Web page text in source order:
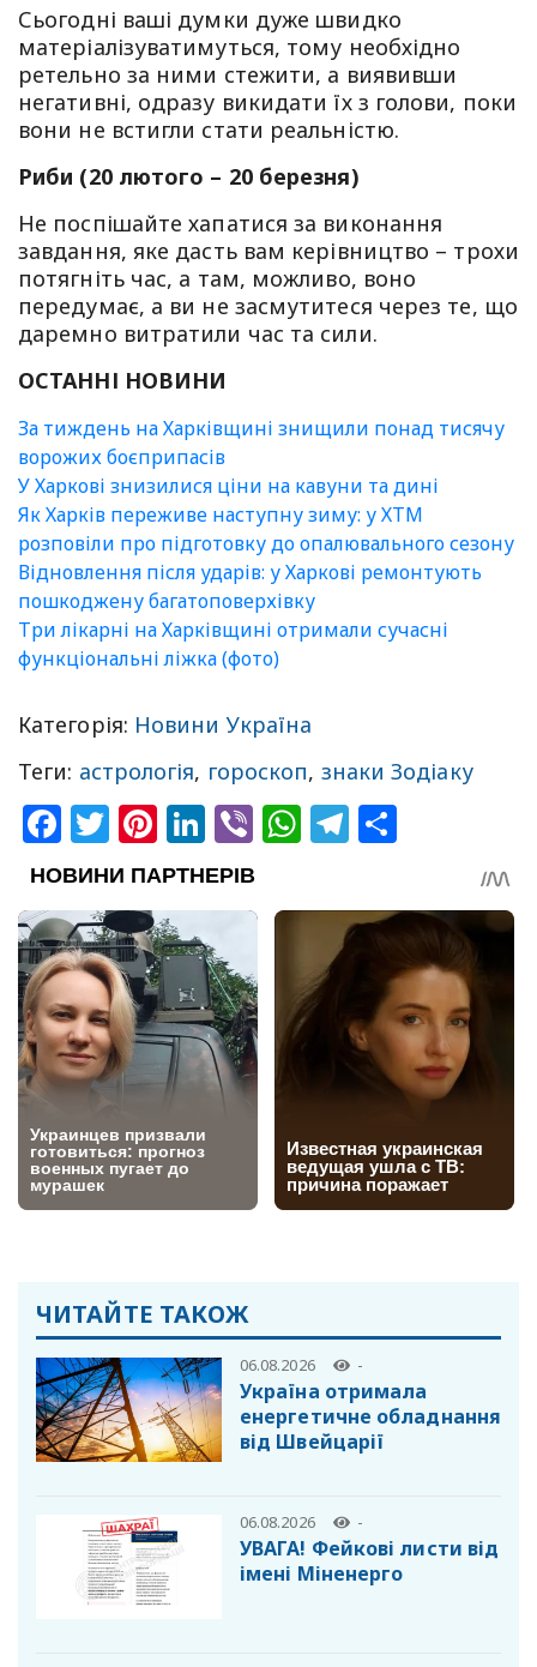
Сьогодні ваші думки дуже швидко
матеріалізуватимуться, тому необхідно
ретельно за ними стежити, а виявивши
негативні, одразу викидати їх з голови, поки
вони не встигли стати реальністю.
Риби (20 лютого – 20 березня)
Не поспішайте хапатися за виконання
завдання, яке дасть вам керівництво – трохи
потягніть час, а там, можливо, воно
передумає, а ви не засмутитеся через те, що
даремно витратили час та сили.
ОСТАННІ НОВИНИ
За тиждень на Харківщині знищили понад тисячу
ворожих боєприпасів
У Харкові знизилися ціни на кавуни та дині
Як Харків переживе наступну зиму: у ХТМ
розповіли про підготовку до опалювального сезону
Відновлення після ударів: у Харкові ремонтують
пошкоджену багатоповерхівку
Три лікарні на Харківщині отримали сучасні
функціональні ліжка (фото)
Категорія: Новини Україна
Теги: астрологія, гороскоп, знаки Зодіаку
Facebook
Twitter
Pinterest
LinkedIn
ViberWhatsApp
Telegram
ЧИТАЙТЕ ТАКОЖ
06.08.2026 -
Україна отримала
енергетичне обладнання
від Швейцарії
06.08.2026 -
УВАГА! Фейкові листи від
імені Міненерго